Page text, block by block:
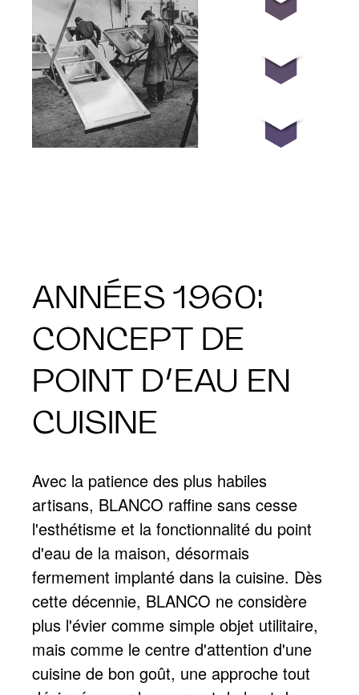
ANNÉES 1960:
CONCEPT DE
POINT D’EAU EN
CUISINE
Avec la patience des plus habiles
artisans, BLANCO raffine sans cesse
l'esthétisme et la fonctionnalité du point
d'eau de la maison, désormais
fermement implanté dans la cuisine. Dès
cette décennie, BLANCO ne considère
plus l'évier comme simple objet utilitaire,
mais comme le centre d'attention d'une
cuisine de bon goût, une approche tout